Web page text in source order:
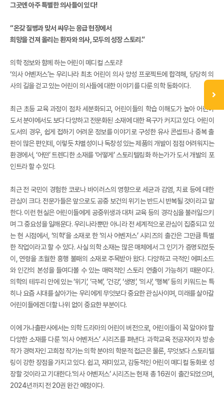
그곳엔 아주 특별한 의사들이 있다!
“온갖 질병과 맞서 싸우는 응급 현장에서
희망을 건져 올리는 환자와 의사, 모두의 성장 스토리.”
의학 정보와 함께 하는 어린이 메디컬 스토리!
‘의사 어벤저스’는 우리나라 최초 어린이 의사 양성 프로젝트에 합격해, 당당히 의
사의 길을 걷고 있는 어린이 의사들에 대한 이야기를 다룬 의학 동화이다.
최근 초등 교육 과정이 점차 세분화되고, 어린이들의 학습 이해도가 높아 어린이
도서 분야에서도 보다 다양하고 전문화된 소재에 대한 욕구가 커지고 있다. 어린이
도서의 경우, 쉽게 접하기 어려운 정보를 이야기로 구성한 유사 콘셉트나 중복 출
판이 많은 편인데, 이렇듯 차별성이나 독창성 있는 제품의 개발이 점점 어려워지는
환경에서, ‘어떤’ 트렌디한 소재를 ‘어떻게’ 스토리텔링화 하는가가 도서 개발의 포
인트라 할 수 있다.
최근 전 국민이 경험한 코로나 바이러스의 영향으로 세균과 감염, 치료 등에 대한
관심이 크다. 전문가들은 앞으로도 공중 보건의 위기는 반드시 반복될 것이라고 말
한다. 이런 현실은 어린이들에게 공중위생과 대처 교육 등의 경각심을 불러일으키
며 그 중요성을 일깨운다. 우리나라뿐만 아니라 전 세계적으로 관심이 집중되고 있
는 현 시점에서, ‘의학’을 소재로 한 ‘의사 어벤저스’ 시리즈의 출간은 그만큼 특별
한 작업이라고 할 수 있다. 사실 의학 소재는 많은 매체에서 그 인기가 증명되었듯
이, 연령을 초월한 흥행 불패의 소재로 주목받아 왔다. 다양하고 극적인 에피소드
와 인간의 본성을 들여다볼 수 있는 매력적인 스토리 연출이 가능하기 때문이다.
의학의 테두리 안에 있는 ‘위기’, ‘극복’, ‘건강’, ‘생명’, ‘의사’, ‘행복’ 등의 키워드는 특
히나 요즘 시대를 살아가는 우리에게 무엇보다 중요한 관심사이며, 미래를 살아갈
어린이들에겐 더할 나위 없이 중요한 부분이다.
이에 가나출판사에서는 의학 드라마의 어린이 버전으로, 어린이들이 꼭 알아야 할
다양한 소재를 다룬 ‘의사 어벤저스’ 시리즈를 펴낸다. 과학교육 전공자이자 방송
작가 경력자인 고희정 작가는 의학 분야의 학문적 접근은 물론, 무엇보다 스토리텔
링이 강한 장점을 가지고 있다. 쉽고, 재미있고, 감동적인 어린이 메디컬 동화로 성
장할 것이라고 기대한다.‘의사 어벤저스’ 시리즈는 현재 총 16권이 출간되었으며,
2024년까지 전 20권 완간 예정이다.